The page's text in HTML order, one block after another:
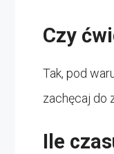
Czy
Tak, pod
zachęcaj do
Ile